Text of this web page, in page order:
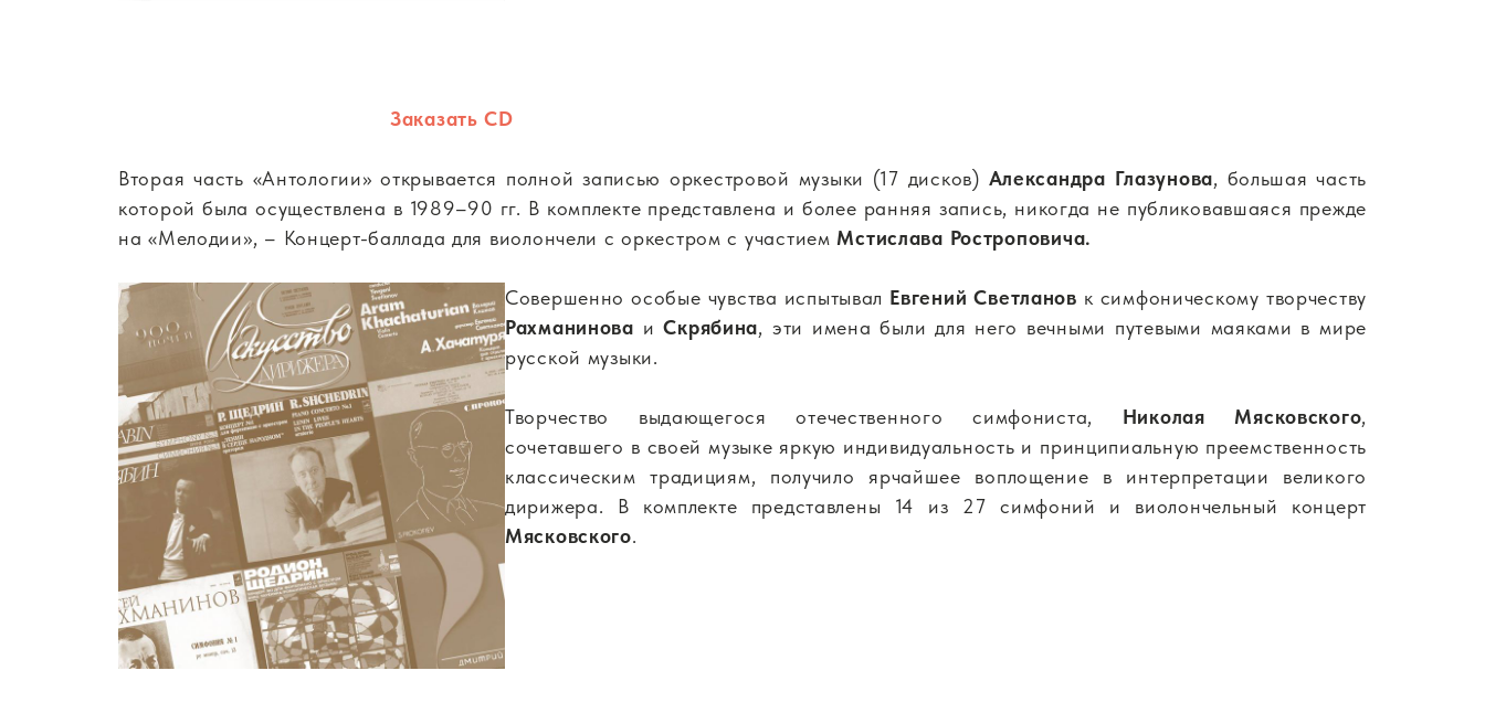
Заказать CD
Вторая часть «Антологии» открывается полной записью оркестровой музыки (17 дисков) Александра Глазунова, большая часть
которой была осуществлена в 1989–90 гг. В комплекте представлена и более ранняя запись, никогда не публиковавшаяся прежде
на «Мелодии», – Концерт-баллада для виолончели с оркестром с участием Мстислава Ростроповича.
Совершенно особые чувства испытывал Евгений Светланов к симфоническому творчеству
Рахманинова иСкрябина, эти имена были для него вечными путевыми маяками в мире
русской музыки.
Творчество выдающегося отечественного симфониста, Николая Мясковского,
сочетавшего в своей музыке яркую индивидуальность и принципиальную преемственность
классическим традициям, получило ярчайшее воплощение в интерпретации великого
дирижера. В комплекте представлены 14 из 27 симфоний и виолончельный концерт
Мясковского.